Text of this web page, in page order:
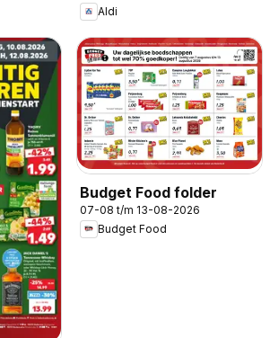
Aldi
Budget Food folder
07-08 t/m 13-08-2026
Budget Food